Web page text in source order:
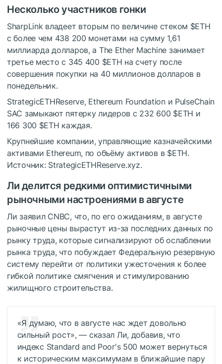
Несколько участников гонки
SharpLink владеет вторым по величине стеком $ETH
с более чем 438 200 монетами на сумму 1,61
миллиарда долларов, а The Ether Machine занимает
третье место с 345 400 $ETH на счету после
совершения покупки на 40 миллионов долларов в
понедельник.
StrategicETHReserve, Ethereum Foundation и PulseChain
SAC замыкают пятерку лидеров с 232 600 $ETH и
166 300 $ETH каждая.
Крупнейшие компании, управляющие казначейскими
активами Ethereum, по объёму активов в $ETH.
Источник: StrategicETHReserve.xyz.
Ли делится редкими оптимистичными
рыночными настроениями в августе
Ли заявил CNBC, что, по его ожиданиям, в августе
рыночные цены вырастут из-за последних данных по
рынку труда, которые сигнализируют об ослаблении
рынка труда, что побуждает Федеральную резервную
систему перейти от политики ужесточения к более
гибкой политике смягчения и стимулированию
жилищного строительства.
«Я думаю, что в августе нас ждет довольно
сильный рост», — сказал Ли, добавив, что
индекс Standard and Poor's 500 может вернуться
к историческим максимумам в ближайшие пару